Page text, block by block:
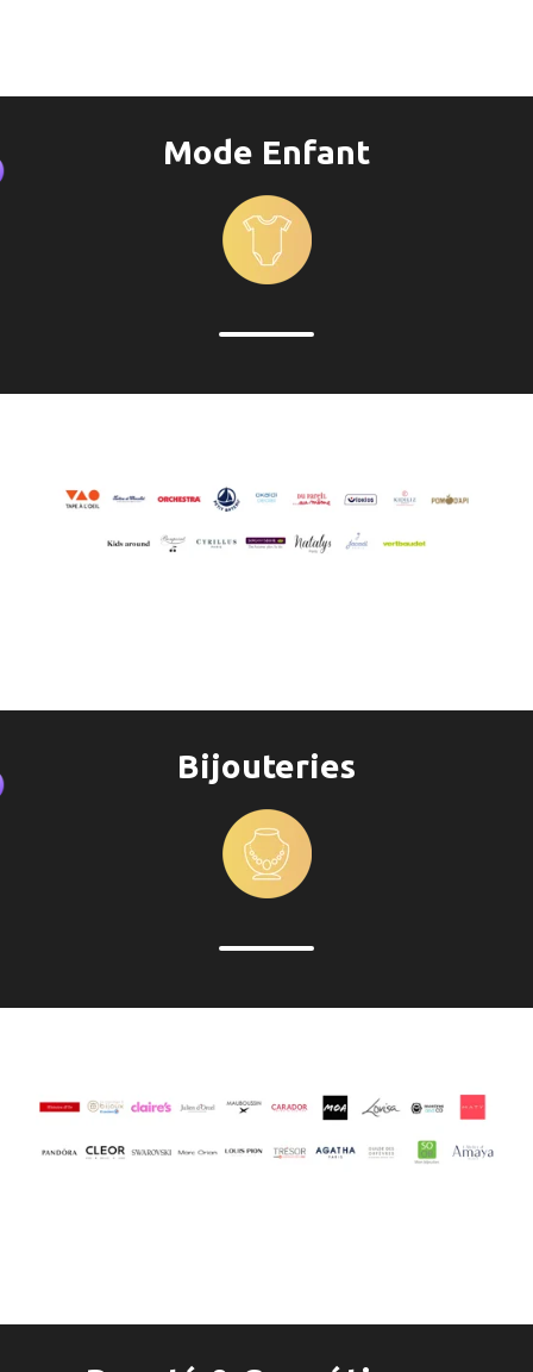
Mode Enfant
Bijouteries